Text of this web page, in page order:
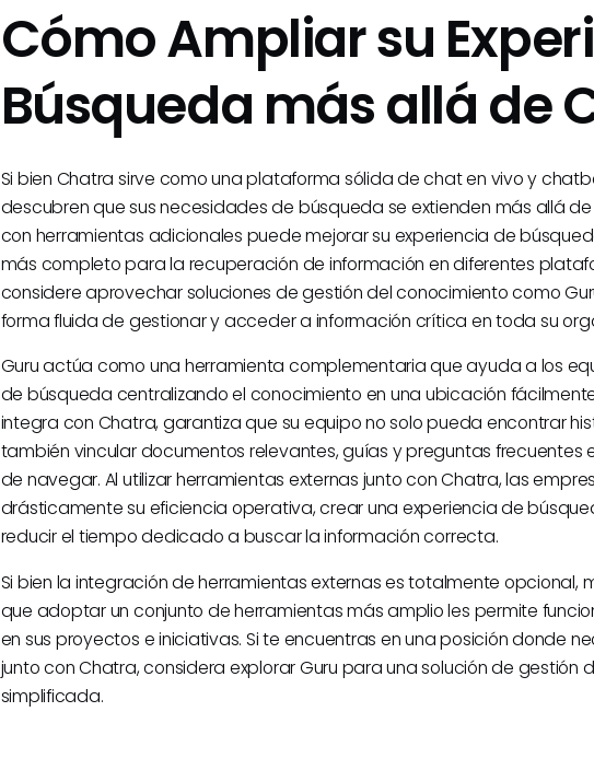
Cómo Ampliar su
Búsqueda más allá de
Si bien Chatra sirve como una plataforma sólida de chat en vivo y
descubren que sus necesidades de búsqueda se extienden más allá
con herramientas adicionales puede mejorar su experiencia de
más completo para la recuperación de información en diferentes
considere aprovechar soluciones de gestión del conocimiento como
forma fluida de gestionar y acceder a información crítica en toda su
Guru actúa como una herramienta complementaria que ayuda a los
de búsqueda centralizando el conocimiento en una ubicación
integra con Chatra, garantiza que su equipo no solo pueda encontrar
también vincular documentos relevantes, guías y preguntas frecuentes
de navegar. Al utilizar herramientas externas junto con Chatra, las
drásticamente su eficiencia operativa, crear una experiencia de
reducir el tiempo dedicado a buscar la información correcta.
Si bien la integración de herramientas externas es totalmente opcional,
que adoptar un conjunto de herramientas más amplio les permite
en sus proyectos e iniciativas. Si te encuentras en una posición donde
junto con Chatra, considera explorar Guru para una solución de gestión
simplificada.